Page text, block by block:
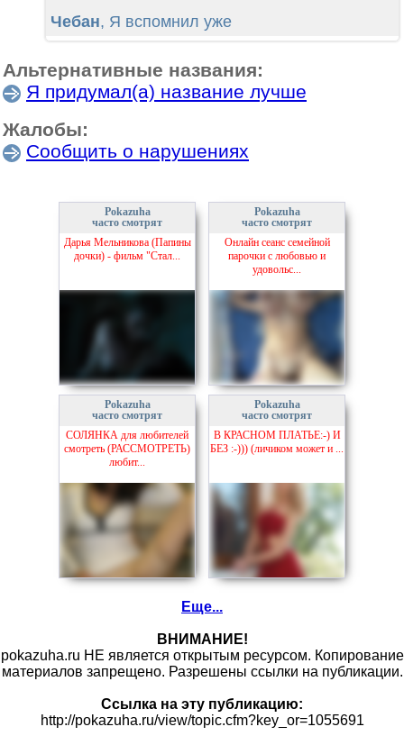
Чебан, Я вспомнил уже
Альтернативные названия:
Я придумал(а) название лучше
Жалобы:
Сообщить о нарушениях
Pokazuha
часто смотрят
Дарья Мельникова (Папины
дочки) - фильм "Стал...
Pokazuha
часто смотрят
Онлайн сеанс семейной
парочки с любовью и
удовольс...
Pokazuha
часто смотрят
СОЛЯНКА для любителей
смотреть (РАССМОТРЕТЬ)
любит...
Pokazuha
часто смотрят
В КРАСНОМ ПЛАТЬЕ:-) И
БЕЗ :-))) (личиком может и ...
Еще...
ВНИМАНИЕ!
pokazuha.ru НЕ является открытым ресурсом. Копирование
материалов запрещено. Разрешены ссылки на публикации.
Ссылка на эту публикацию:
http://pokazuha.ru/view/topic.cfm?key_or=1055691